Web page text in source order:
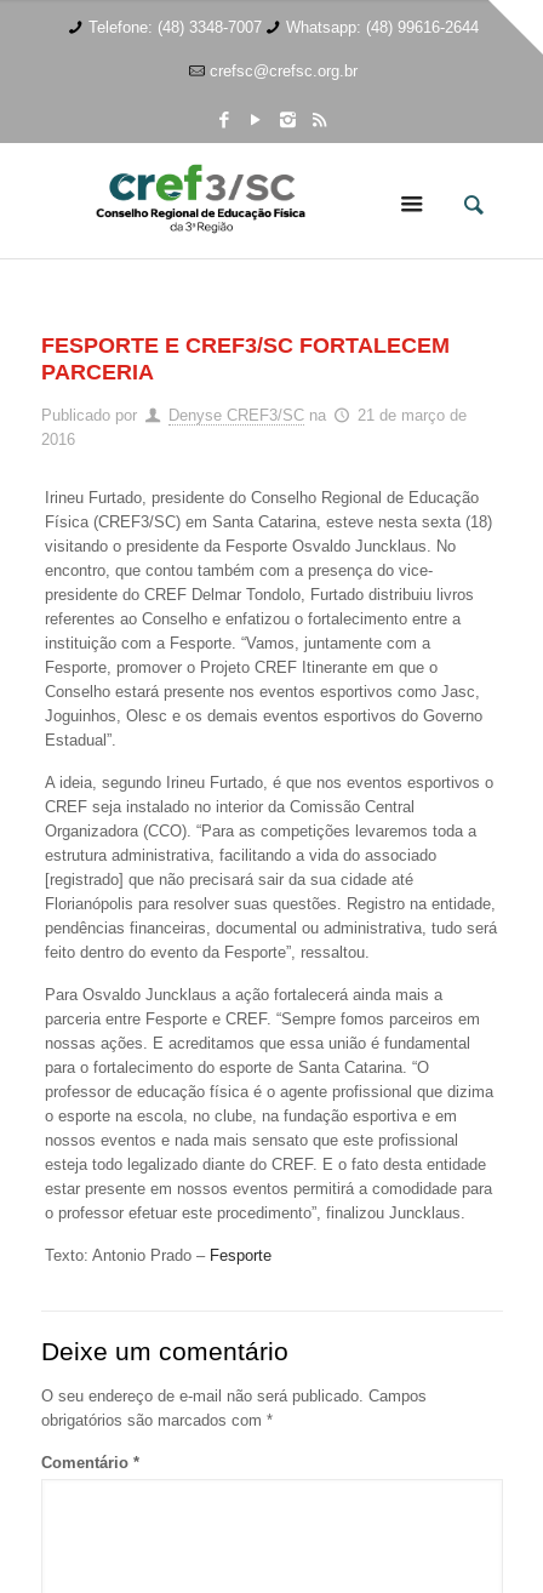
Telefone: (48) 3348-7007 Whatsapp: (48) 99616-2644
crefsc@crefsc.org.br
FESPORTE E CREF3/SC FORTALECEM
PARCERIA
Publicado por Denyse CREF3/SC na
21 de março de
2016
Irineu Furtado, presidente do Conselho Regional de Educação
Física (CREF3/SC) em Santa Catarina, esteve nesta sexta (18)
visitando o presidente da Fesporte Osvaldo Juncklaus. No
encontro, que contou também com a presença do vice-
presidente do CREF Delmar Tondolo, Furtado distribuiu livros
referentes ao Conselho e enfatizou o fortalecimento entre a
instituição com a Fesporte. “Vamos, juntamente com a
Fesporte, promover o Projeto CREF Itinerante em que o
Conselho estará presente nos eventos esportivos como Jasc,
Joguinhos, Olesc e os demais eventos esportivos do Governo
Estadual”.
A ideia, segundo Irineu Furtado, é que nos eventos esportivos o
CREF seja instalado no interior da Comissão Central
Organizadora (CCO). “Para as competições levaremos toda a
estrutura administrativa, facilitando a vida do associado
[registrado] que não precisará sair da sua cidade até
Florianópolis para resolver suas questões. Registro na entidade,
pendências financeiras, documental ou administrativa, tudo será
feito dentro do evento da Fesporte”, ressaltou.
Para Osvaldo Juncklaus a ação fortalecerá ainda mais a
parceria entre Fesporte e CREF. “Sempre fomos parceiros em
nossas ações. E acreditamos que essa união é fundamental
para o fortalecimento do esporte de Santa Catarina. “O
professor de educação física é o agente profissional que dizima
o esporte na escola, no clube, na fundação esportiva e em
nossos eventos e nada mais sensato que este profissional
esteja todo legalizado diante do CREF. E o fato desta entidade
estar presente em nossos eventos permitirá a comodidade para
o professor efetuar este procedimento”, finalizou Juncklaus.
Texto: Antonio Prado – Fesporte
Deixe um comentário
O seu endereço de e-mail não será publicado. Campos
obrigatórios são marcados com *
Comentário *